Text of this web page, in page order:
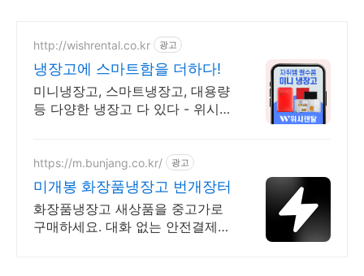
http://wishrental.co.kr 광고
냉장고에 스마트함을 더하다!
미니냉장고, 스마트냉장고, 대용량
등 다양한 냉장고 다 있다 - 위시렌
https://m.bunjang.co.kr/ 광고
미개봉 화장품냉장고 번개장터
화장품냉장고 새상품을 중고가로
구매하세요. 대화 없는 안전결제로